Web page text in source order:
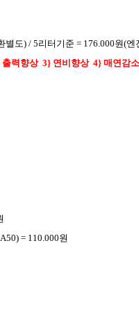
도) / 5리터기준 = 176.000원(
출력향상 3} 연비향상 4} 매연감소
= 110.000원